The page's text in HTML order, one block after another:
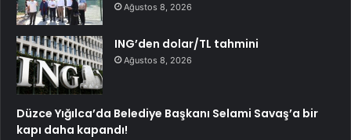
Ağustos 8, 2026
ING’den dolar/TL tahmini
Ağustos 8, 2026
Düzce Yığılca’da Belediye Başkanı Selami Savaş’a bir
kapı daha kapandı!